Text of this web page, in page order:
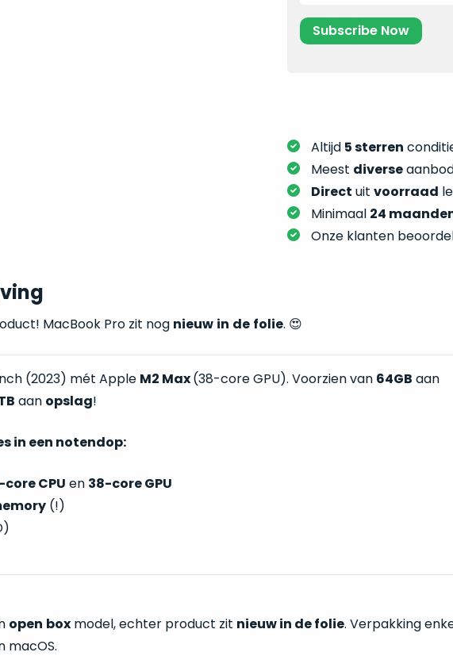
Altijd 5 sterren
Meest diverse
Direct uit voorraad
Minimaal 24
Onze klanten
MacBook Pro zit nog nieuw in de folie. 😍
(2023) mét Apple M2 Max(38-core GPU). Voorzien van 64GB aan
aan opslag!
in een notendop:
core CPU en 38-core GPU
(!)
open boxmodel, echter product zit nieuw in de folie. Verpakking
macOS.